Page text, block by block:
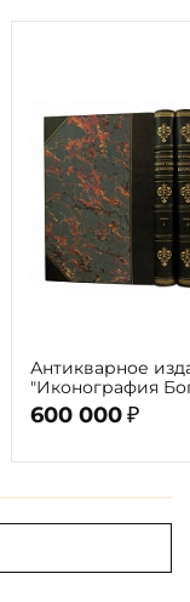
Антикварное
"Иконография
г. (в 2-х томах с
автора)
600 000 ₽